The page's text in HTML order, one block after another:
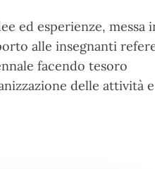
ed esperienze, messa
alle insegnanti
facendo tesoro
delle attività e